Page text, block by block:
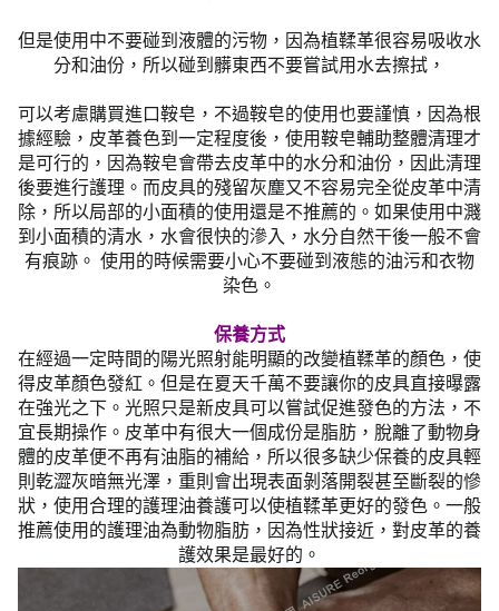
但是使用中不要碰到液體的污物，因為植鞣革很容易吸收水
分和油份，所以碰到髒東西不要嘗試用水去擦拭，
可以考慮購買進口鞍皂，不過鞍皂的使用也要謹慎，因為根
據經驗，皮革養色到一定程度後，使用鞍皂輔助整體清理才
是可行的，因為鞍皂會帶去皮革中的水分和油份，因此清理
後要進行護理。而皮具的殘留灰塵又不容易完全從皮革中清
除，所以局部的小面積的使用還是不推薦的。如果使用中濺
到小面積的清水，水會很快的滲入，水分自然干後一般不會
有痕跡。 使用的時候需要小心不要碰到液態的油污和衣物
染色。
保養方式
在經過一定時間的陽光照射能明顯的改變植鞣革的顏色，使
得皮革顏色發紅。但是在夏天千萬不要讓你的皮具直接曝露
在強光之下。光照只是新皮具可以嘗試促進發色的方法，不
宜長期操作。皮革中有很大一個成份是脂肪，脫離了動物身
體的皮革便不再有油脂的補給，所以很多缺少保養的皮具輕
則乾澀灰暗無光澤，重則會出現表面剝落開裂甚至斷裂的慘
狀，使用合理的護理油養護可以使植鞣革更好的發色。一般
推薦使用的護理油為動物脂肪，因為性狀接近，對皮革的養
護效果是最好的。